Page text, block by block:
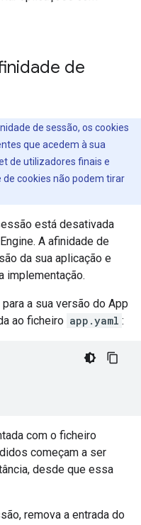
de
de sessão, os cookies
que acedem à sua
de utilizadores finais e
de cookies não podem tirar
está desativada
A afinidade de
da sua aplicação e
implementação.
a sua versão do App
ao ficheiro app.yaml :
com o ficheiro
começam a ser
desde que essa
remova a entrada do